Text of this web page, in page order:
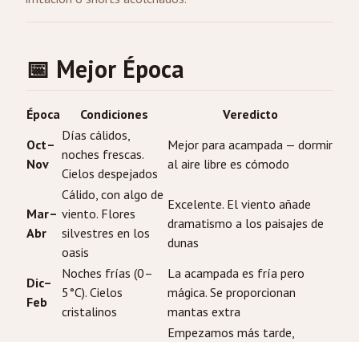
📅 Mejor Época
Época Condiciones
Veredicto
Oct–
Nov
Días cálidos,
noches frescas.
Cielos despejados
Mejor para acampada — dormir
al aire libre es cómodo
Mar–
Abr
Cálido, con algo de
viento. Flores
silvestres en los
oasis
Excelente. El viento añade
dramatismo a los paisajes de
dunas
Dic–
Feb
Noches frías (0–
5°C). Cielos
cristalinos
La acampada es fría pero
mágica. Se proporcionan
mantas extra
Empezamos más tarde,